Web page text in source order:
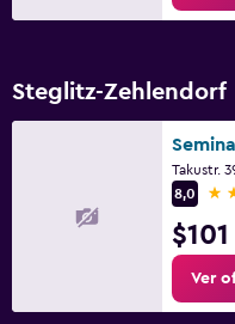
Steglitz-Zehlendorf
Takustr.
8,0
4
$101
Ver